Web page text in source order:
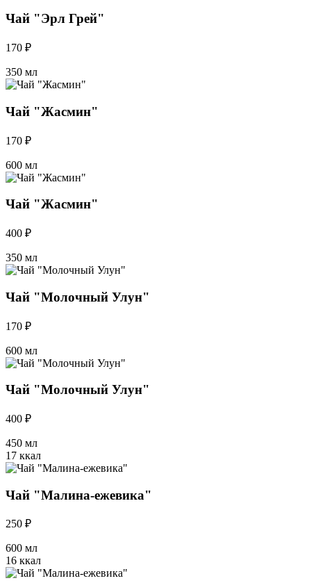
Чай "Эрл Грей"
170 ₽
350 мл
Чай "Жасмин"
170 ₽
600 мл
Чай "Жасмин"
400 ₽
350 мл
Чай "Молочный Улун"
170 ₽
600 мл
Чай "Молочный Улун"
400 ₽
450 мл
17 ккал
Чай "Малина-ежевика"
250 ₽
600 мл
16 ккал